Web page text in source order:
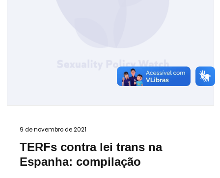
9 de novembro de 2021
TERFs contra lei trans na
Espanha: compilação